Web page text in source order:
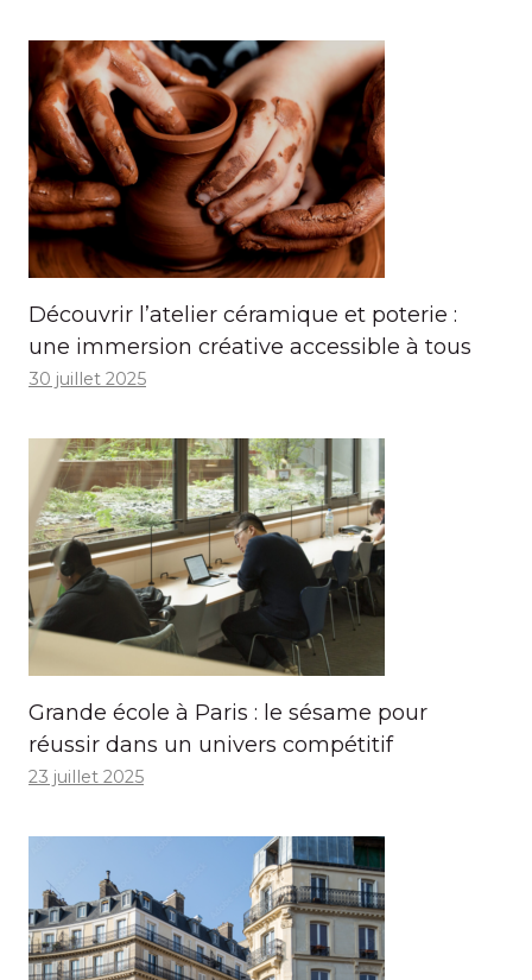
Découvrir l’atelier céramique et poterie :
une immersion créative accessible à tous
30 juillet 2025
Grande école à Paris : le sésame pour
réussir dans un univers compétitif
23 juillet 2025